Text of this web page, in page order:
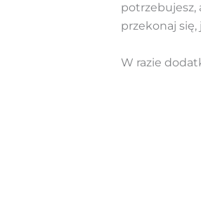
potrzebujesz,
przekonaj
W razie